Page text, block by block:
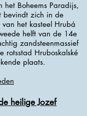
het Boheems Paradijs,
bevindt zich in de
het kasteel Hrubá
helft van de 14e
zandsteenmassief
rotsstad Hruboskalské
plaats.
heilige Jozef